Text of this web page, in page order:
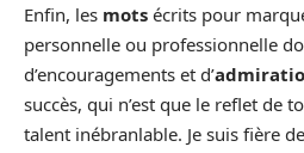
Enfin, les mots écrits pour
personnelle ou professionnelle
d’encouragements et d’
succès, qui n’est que le reflet de
talent inébranlable. Je suis fière